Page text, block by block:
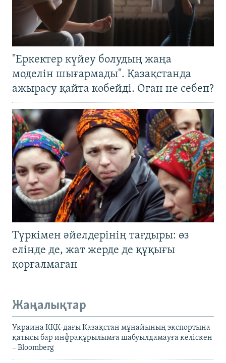
"Еркектер күйеу болудың жаңа
моделін шығармады". Қазақстанда
ажырасу қайта көбейді. Оған не себеп?
Түркімен әйелдерінің тағдыры: өз
елінде де, жат жерде де құқығы
қорғалмаған
Жаңалықтар
Украина КҚК-дағы Қазақстан мұнайының экспортына
қатысы бар инфрақұрылымға шабуылдамауға келіскен
– Bloomberg